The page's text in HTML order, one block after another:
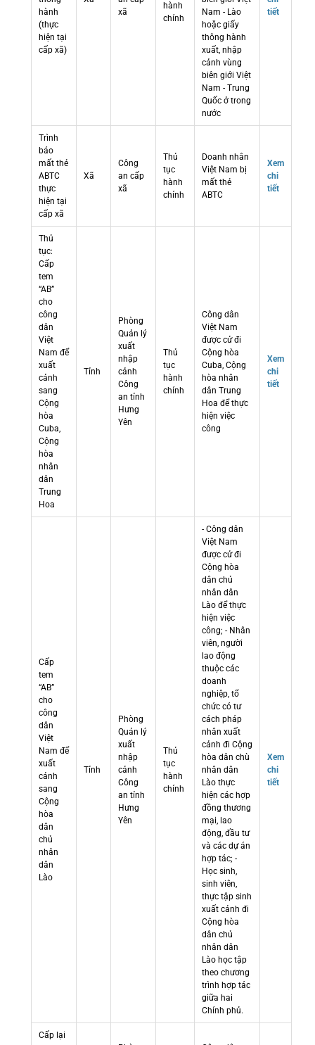
hành
(thực
hiện tại
cấp xã)
xã
hành
chính
Nam - Lào
hoặc giấy
thông hành
xuất, nhập
cảnh vùng
biên giới Việt
Nam - Trung
Quốc ở trong
nước
tiết
Trình
báo
mất thẻ
ABTC
thực
hiện tại
cấp xã
Xã
Công
an cấp
xã
Thủ
tục
hành
chính
Doanh nhân
Việt Nam bị
mất thẻ
ABTC
Xem
chi
tiết
Thủ
tục:
Cấp
tem
“AB”
cho
công
dân
Việt
Nam để
xuất
cảnh
sang
Cộng
hòa
Cuba,
Cộng
hòa
nhân
dân
Trung
Hoa
Tỉnh
Phòng
Quản lý
xuất
nhập
cảnh
Công
an tỉnh
Hưng
Yên
Thủ
tục
hành
chính
Công dân
Việt Nam
được cử đi
Cộng hòa
Cuba, Cộng
hòa nhân
dân Trung
Hoa để thực
hiện việc
công
Xem
chi
tiết
Cấp
tem
“AB”
cho
công
dân
Việt
Nam để
xuất
cảnh
sang
Cộng
hòa
dân
chủ
nhân
dân
Lào
Tỉnh
Phòng
Quản lý
xuất
nhập
cảnh
Công
an tỉnh
Hưng
Yên
Thủ
tục
hành
chính
- Công dân
Việt Nam
được cử đi
Cộng hòa
dân chủ
nhân dân
Lào để thực
hiện việc
công; - Nhân
viên, người
lao động
thuộc các
doanh
nghiệp, tổ
chức có tư
cách pháp
nhân xuất
cảnh đi Cộng
hòa dân chù
nhân dân
Lào thực
hiện các hợp
đồng thương
mại, lao
động, đầu tư
và các dự án
hợp tác; -
Học sinh,
sinh viên,
thực tập sinh
xuất cảnh đi
Cộng hòa
dân chủ
nhân dân
Lào học tập
theo chương
trình hợp tác
giữa hai
Chính phủ.
Xem
chi
tiết
Cấp lại